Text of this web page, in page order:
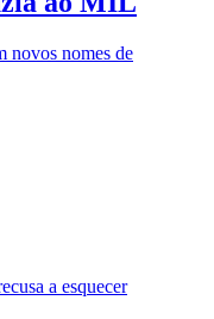
novos nomes de